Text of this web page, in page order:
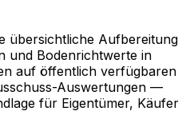
übersichtliche Aufbereitung
und Bodenrichtwerte in
auf öffentlich verfügbaren
Auswertungen —
für Eigentümer, Käufer